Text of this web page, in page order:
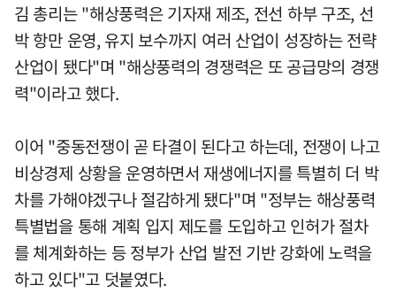
김 총리는 "해상풍력은 기자재 제조, 전선 하부 구조, 선
박 항만 운영, 유지 보수까지 여러 산업이 성장하는 전략
산업이 됐다"며 "해상풍력의 경쟁력은 또 공급망의 경쟁
력"이라고 했다.
이어 "중동전쟁이 곧 타결이 된다고 하는데, 전쟁이 나고
비상경제 상황을 운영하면서 재생에너지를 특별히 더 박
차를 가해야겠구나 절감하게 됐다"며 "정부는 해상풍력
특별법을 통해 계획 입지 제도를 도입하고 인허가 절차
를 체계화하는 등 정부가 산업 발전 기반 강화에 노력을
하고 있다"고 덧붙였다.